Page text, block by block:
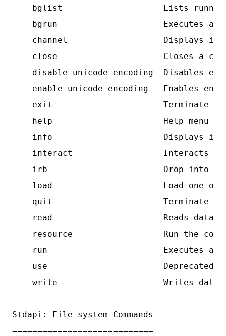
bglist                    Lists
bgrun                     Executes a
channel                   Displays
close                     Closes a
disable_unicode_encoding  Disables
enable_unicode_encoding   Enables
exit                      Terminate
    help                      Help menu
info                      Displays
interact                  Interacts
irb                       Drop into
load                      Load one or
quit                      Terminate
read                      Reads data
resource                  Run the
run                       Executes a
use                       Deprecated
write                     Writes data
Stdapi: File system Commands
============================